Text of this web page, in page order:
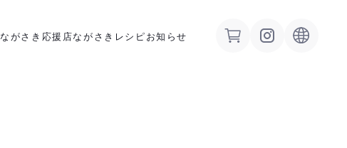
ながさき応援店ながさきレシピ お知らせ